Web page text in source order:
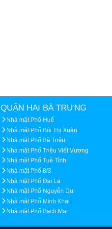
QUẬN HAI BÀ TRƯNG
Nhà mặt Phố Huế
Nhà mặt Phố Bùi Thị Xuân
Nhà mặt Phố Bà Triệu
Nhà mặt Phố Triệu Việt Vương
Nhà mặt Phố Tuệ Tĩnh
Nhà mặt Phố 8/3
Nhà mặt Phố Đại La
Nhà mặt Phố Nguyễn Du
Nhà mặt Phố Minh Khai
Nhà mặt Phố Bạch Mai